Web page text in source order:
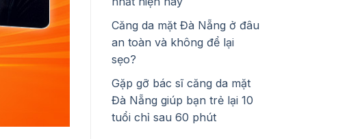
Căng da mặt Đà Nẵng ở đâu
an toàn và không để lại
sẹo?
Gặp gỡ bác sĩ căng da mặt
Đà Nẵng giúp bạn trẻ lại 10
tuổi chỉ sau 60 phút